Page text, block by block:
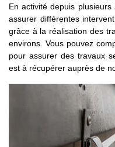
En activité depuis
assurer différentes
grâce à la réalisation des
environs. Vous pouvez
pour assurer des travaux
est à récupérer auprès de